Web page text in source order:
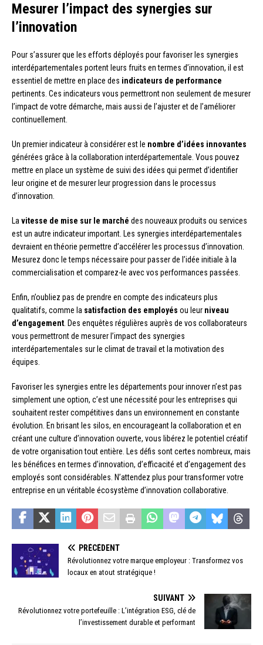
Mesurer l’impact des synergies sur
l’innovation
Pour s’assurer que les efforts déployés pour favoriser les synergies
interdépartementales portent leurs fruits en termes d’innovation, il est
essentiel de mettre en place des indicateurs de performance
pertinents. Ces indicateurs vous permettront non seulement de mesurer
l’impact de votre démarche, mais aussi de l’ajuster et de l’améliorer
continuellement.
Un premier indicateur à considérer est le nombre d’idées innovantes
générées grâce à la collaboration interdépartementale. Vous pouvez
mettre en place un système de suivi des idées qui permet d’identifier
leur origine et de mesurer leur progression dans le processus
d’innovation.
Lavitesse de mise sur le marché des nouveaux produits ou services
est un autre indicateur important. Les synergies interdépartementales
devraient en théorie permettre d’accélérer les processus d’innovation.
Mesurez donc le temps nécessaire pour passer de l’idée initiale à la
commercialisation et comparez-le avec vos performances passées.
Enfin, n’oubliez pas de prendre en compte des indicateurs plus
qualitatifs, comme la satisfaction des employés ou leur niveau
d’engagement. Des enquêtes régulières auprès de vos collaborateurs
vous permettront de mesurer l’impact des synergies
interdépartementales sur le climat de travail et la motivation des
équipes.
Favoriser les synergies entre les départements pour innover n’est pas
simplement une option, c’est une nécessité pour les entreprises qui
souhaitent rester compétitives dans un environnement en constante
évolution. En brisant les silos, en encourageant la collaboration et en
créant une culture d’innovation ouverte, vous libérez le potentiel créatif
de votre organisation tout entière. Les défis sont certes nombreux, mais
les bénéfices en termes d’innovation, d’efficacité et d’engagement des
employés sont considérables. N’attendez plus pour transformer votre
entreprise en un véritable écosystème d’innovation collaborative.
PRÉCÉDENT
Révolutionnez votre marque employeur : Transformez vos
locaux en atout stratégique !
SUIVANT
Révolutionnez votre portefeuille : L’intégration ESG, clé de
l’investissement durable et performant